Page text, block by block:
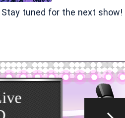
tuned for the next show!